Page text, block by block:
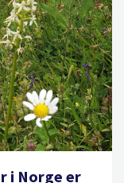
i Norge er